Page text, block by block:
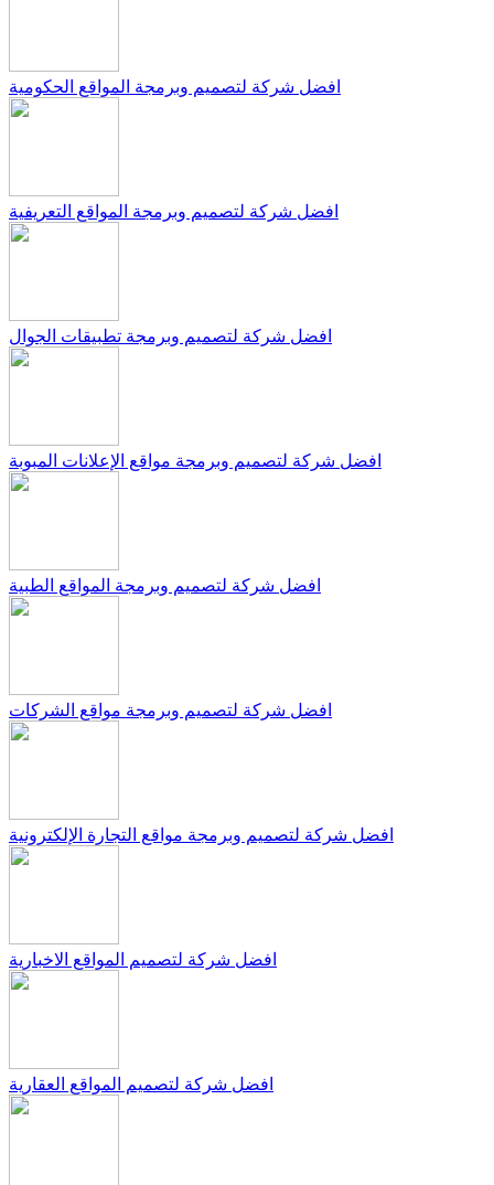
افضل شركة لتصميم وبرمجة المواقع الحكومية
افضل شركة لتصميم وبرمجة المواقع التعريفية
افضل شركة لتصميم وبرمجة تطبيقات الجوال
افضل شركة لتصميم وبرمجة مواقع الإعلانات المبوبة
افضل شركة لتصميم وبرمجة المواقع الطبية
افضل شركة لتصميم وبرمجة مواقع الشركات
افضل شركة لتصميم وبرمجة مواقع التجارة الإلكترونية
افضل شركة لتصميم المواقع الاخبارية
افضل شركة لتصميم المواقع العقارية